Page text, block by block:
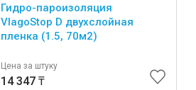
Гидро-пароизоляция
VlagoStop D двухслойная
пленка (1.5, 70м2)
Цена за штуку
14 347 ₸